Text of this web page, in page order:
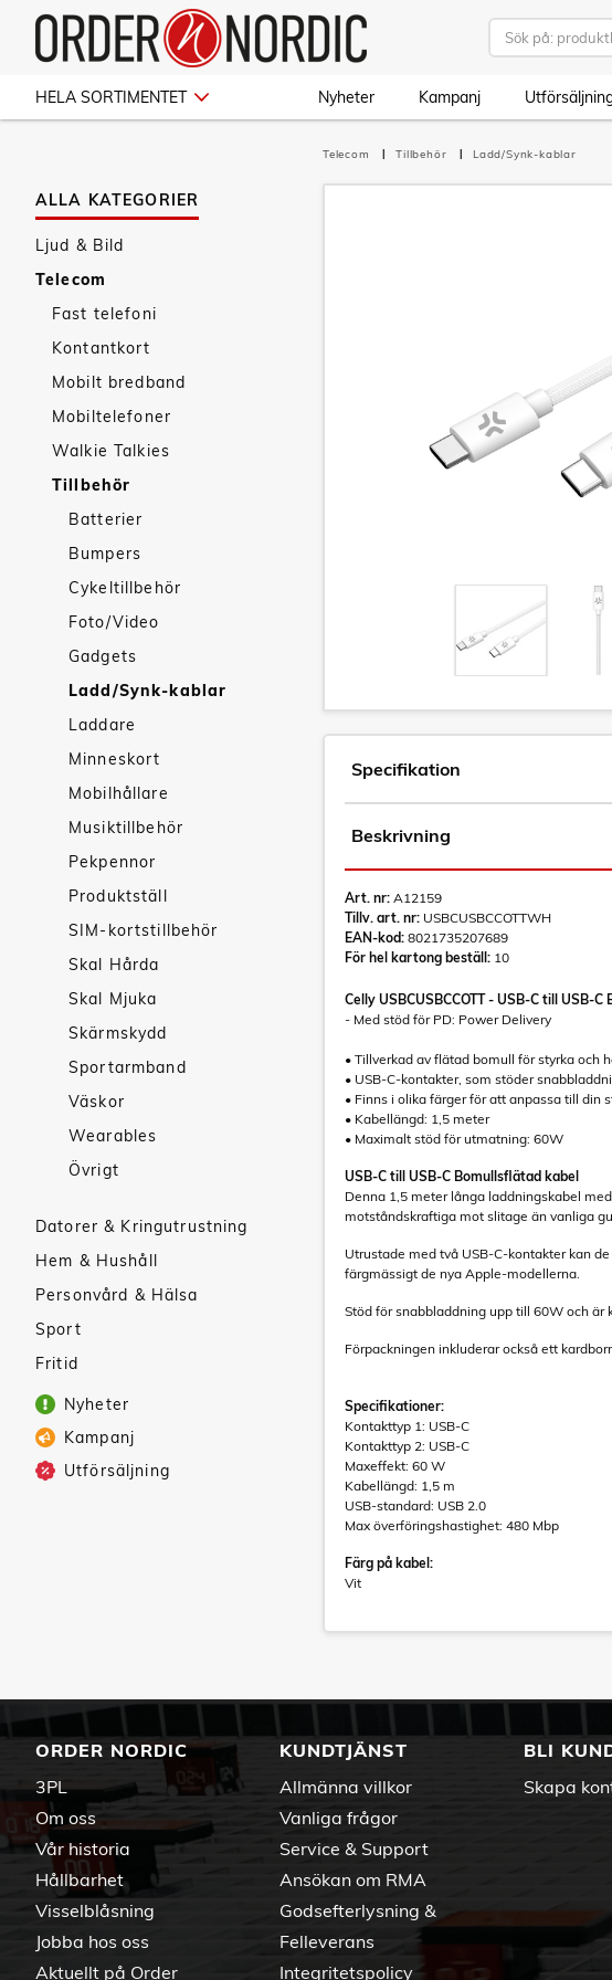
HELA SORTIMENTET Nyheter Kampanj
ALLA KATEGORIER
Ljud & Bild
Telecom
Fast telefoni
Kontantkort
Mobilt bredband
Mobiltelefoner
Walkie Talkies
Tillbehör
Batterier
Bumpers
Cykeltillbehör
Foto/Video
Gadgets
Ladd/Synk-kablar
Laddare
Minneskort
Mobilhållare
Musiktillbehör
Pekpennor
Produktställ
SIM-kortstillbehör
Skal Hårda
Skal Mjuka
Skärmskydd
Sportarmband
Väskor
Wearables
Övrigt
Datorer & Kringutrustning
Hem & Hushåll
Personvård & Hälsa
Sport
Fritid
Nyheter
Kampanj
Utförsäljning
Telecom Tillbehör Ladd/Synk-kablar
Specifikation
Beskrivning
Art. nr: A12159
Tillv. art. nr: USBCUSBCCOTTWH
EAN-kod: 8021735207689
För hel kartong beställ: 10
Celly USBCUSBCCOTT - USB-C till USB-
- Med stöd för PD: Power Delivery
• Tillverkad av flätad bomull för styrka och
• USB-C-kontakter, som stöder
• Finns i olika färger för att anpassa till
• Kabellängd: 1,5 meter
• Maximalt stöd för utmatning: 60W
USB-C till USB-C Bomullsflätad kabel
Denna 1,5 meter långa laddningskabel
motståndskraftiga mot slitage än vanliga
Utrustade med två USB-C-kontakter kan
färgmässigt de nya Apple-modellerna.
Stöd för snabbladdning upp till 60W och
Förpackningen inkluderar också ett
Specifikationer:
Kontakttyp 1: USB-C
Kontakttyp 2: USB-C
Maxeffekt: 60 W
Kabellängd: 1,5 m
USB-standard: USB 2.0
Max överföringshastighet: 480 Mbp
Färg på kabel:
Vit
ORDER NORDIC
3PL
Om oss
Vår historia
Hållbarhet
Visselblåsning
Jobba hos oss
Aktuellt på Order
KUNDTJÄNST
Allmänna villkor
Vanliga frågor
Service & Support
Ansökan om RMA
Godsefterlysning &
Felleverans
Integritetspolicy
BLI
Skapa